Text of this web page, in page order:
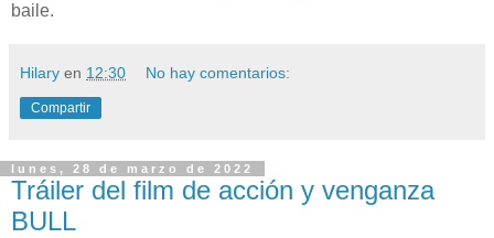
baile.
Hilary en 12:30 No hay comentarios:
Compartir
lunes, 28 de marzo de 2022
Tráiler del film de acción y venganza
BULL